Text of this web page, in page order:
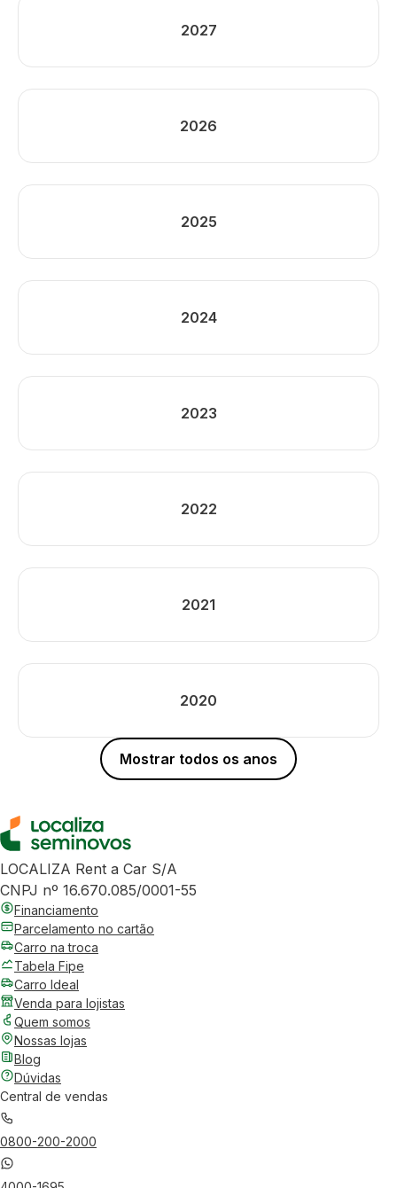
2027
2026
2025
2024
2023
2022
2021
2020
Mostrar todos os anos
LOCALIZA Rent a Car S/A
CNPJ nº 16.670.085/0001-55
Financiamento
Parcelamento no cartão
Carro na troca
Tabela Fipe
Carro Ideal
Venda para lojistas
Quem somos
Nossas lojas
Blog
Dúvidas
Central de vendas
0800-200-2000